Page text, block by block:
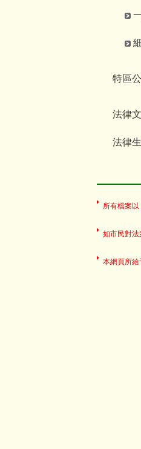
特區
法律
法律
所有檔案
如市民對
本網頁所